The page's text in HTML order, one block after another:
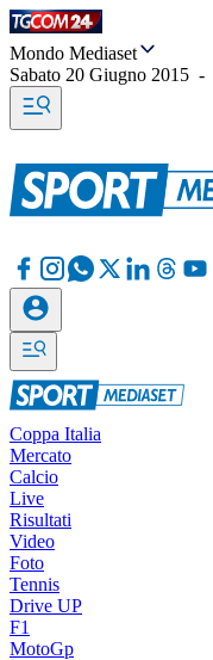
Mondo Mediaset
Sabato 20 Giugno 2015 -
Coppa Italia
Mercato
Calcio
Live
Risultati
Video
Foto
Tennis
Drive UP
F1
MotoGp